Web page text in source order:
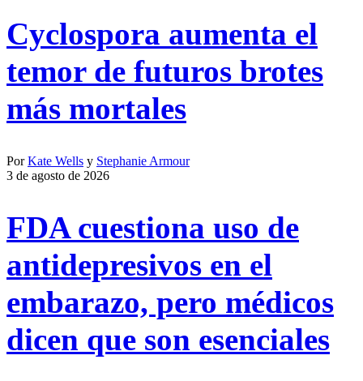
Cyclospora aumenta el
temor de futuros brotes
más mortales
PorKate Wells y Stephanie Armour
3 de agosto de 2026
FDA cuestiona uso de
antidepresivos en el
embarazo, pero médicos
dicen que son esenciales